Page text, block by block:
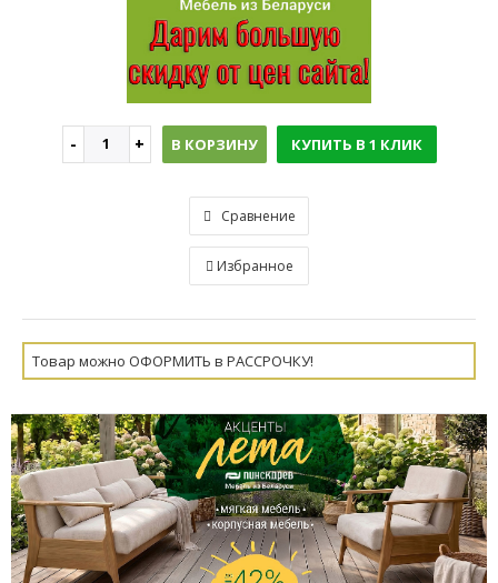
В КОРЗИНУ КУПИТЬ В 1 КЛИК
Сравнение
Избранное
Товар можно ОФОРМИТЬ в РАССРОЧКУ!